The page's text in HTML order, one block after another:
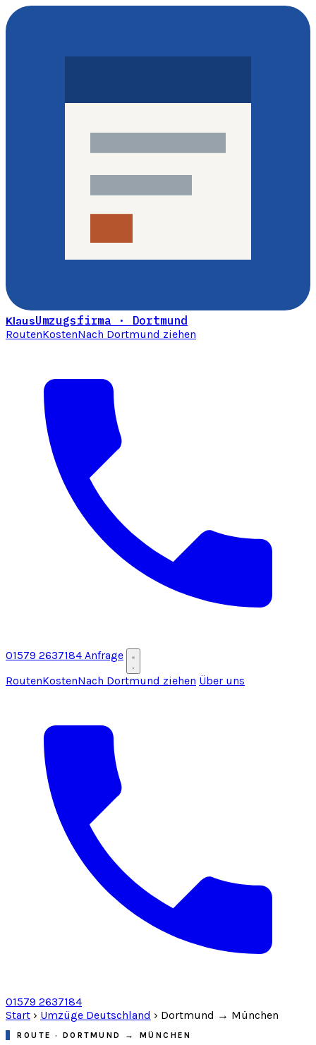
KlausUmzugsfirma · Dortmund
RoutenKostenNach Dortmund ziehen
01579 2637184 Anfrage
RoutenKostenNach Dortmund ziehen Über uns
01579 2637184
Start › Umzüge Deutschland › Dortmund → München
ROUTE · DORTMUND → MÜNCHEN